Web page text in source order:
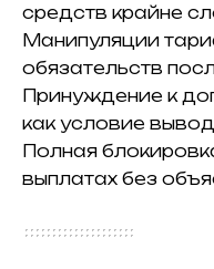
средств крайне
Манипуляции
обязательств
Принуждение к
как условие
Полная
выплатах без